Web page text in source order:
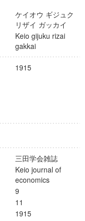
ケイオウ ギジュク
リザイ ガッカイ
Keio gijuku rizai
gakkai
1915
三田学会雑誌
Keio journal of
economics
9
11
1915